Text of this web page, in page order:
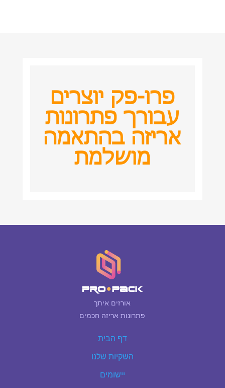
פרו-פק יוצרים
עבורך פתרונות
אריזה בהתאמה
מושלמת
אורזים איתך
פתרונות אריזה חכמים
דף הבית
השקיות שלנו
יישומים